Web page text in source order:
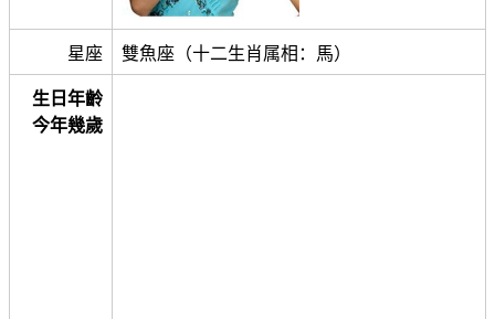
星座 雙魚座（十二生肖属相：馬）
生日年齡
今年幾歲